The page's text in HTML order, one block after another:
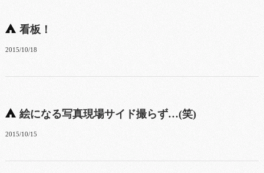
看板！
2015/10/18
絵になる写真現場サイド撮らず…(笑)
2015/10/15